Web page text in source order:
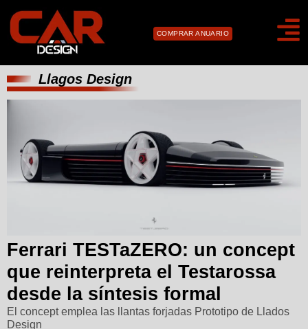
COMPRAR ANUARIO
Llagos Design
Ferrari TESTaZERO: un concept
que reinterpreta el Testarossa
desde la síntesis formal
El concept emplea las llantas forjadas Prototipo de Llados
Design